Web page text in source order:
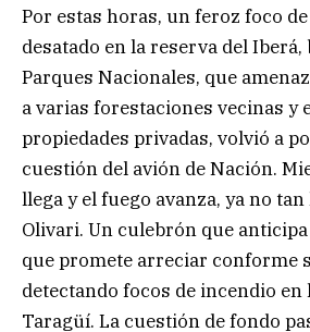
Por estas horas, un feroz foco
desatado en la reserva del
Parques Nacionales, que
a varias forestaciones vecinas y
propiedades privadas, volvió a
cuestión del avión de Nación.
llega y el fuego avanza, ya no
Olivari. Un culebrón que
que promete arreciar conforme
detectando focos de incendio en
Taragüí. La cuestión de fondo